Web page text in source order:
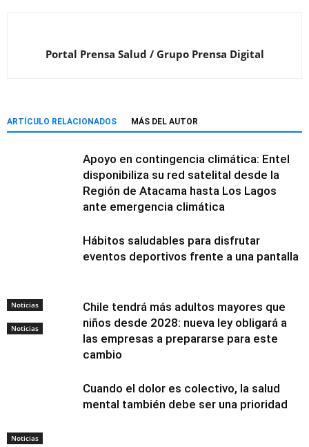
Portal Prensa Salud / Grupo Prensa Digital
ARTÍCULO RELACIONADOS MÁS DEL AUTOR
Noticias
Apoyo en contingencia climática: Entel
disponibiliza su red satelital desde la
Región de Atacama hasta Los Lagos
ante emergencia climática
Noticias
Hábitos saludables para disfrutar
eventos deportivos frente a una pantalla
Noticias
Chile tendrá más adultos mayores que
niños desde 2028: nueva ley obligará a
las empresas a prepararse para este
cambio
Cuando el dolor es colectivo, la salud
mental también debe ser una prioridad